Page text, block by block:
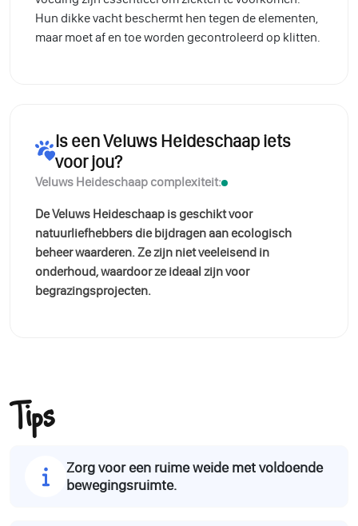
Hun dikke vacht beschermt hen tegen de elementen,
maar moet af en toe worden gecontroleerd op klitten.
Is een Veluws Heideschaap iets
voor jou?
Veluws Heideschaap complexiteit:
De Veluws Heideschaap is geschikt voor
natuurliefhebbers die bijdragen aan ecologisch
beheer waarderen. Ze zijn niet veeleisend in
onderhoud, waardoor ze ideaal zijn voor
begrazingsprojecten.
Tips
Zorg voor een ruime weide met voldoende
bewegingsruimte.